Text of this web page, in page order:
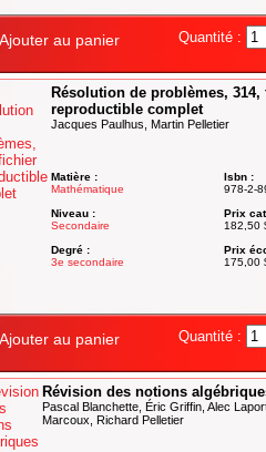
Ajouter au panier Quantité :
Résolution de problèmes, 314,
reproductible complet
Jacques Paulhus, Martin Pelletier
Matière :
Mathématique
Niveau :
Secondaire
Degré :
3e secondaire
Isbn :
978-2-
Prix
182,50
Prix
175,00
Ajouter au panier Quantité :
Révision des notions
Pascal Blanchette, Éric Griffin, Alec
Marcoux, Richard Pelletier